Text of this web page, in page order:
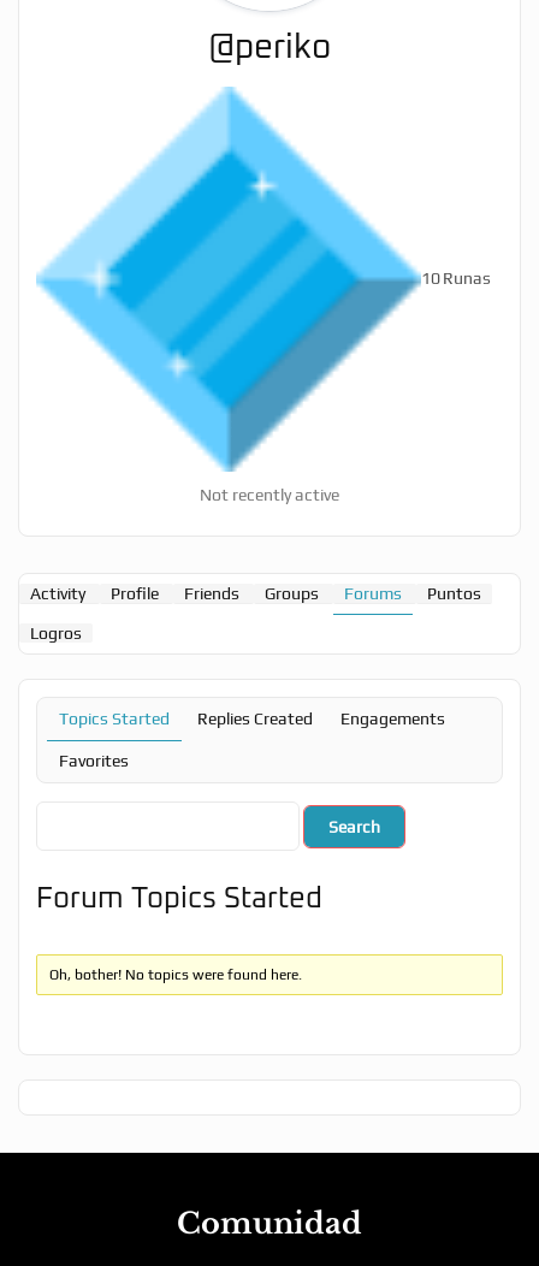
@periko
10Runas
Not recently active
Activity Profile Friends Groups Forums Puntos
Logros
Topics Started Replies Created Engagements
Favorites
Forum Topics Started
Oh, bother! No topics were found here.
Comunidad